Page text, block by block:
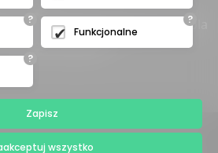
nakładania cynku i rola
antykorozyjnych
?
?
Funkcjonalne
?
Zapisz
wszystko